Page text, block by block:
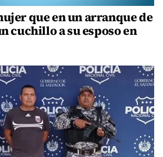
que en un arranque de
cuchillo a su esposo en